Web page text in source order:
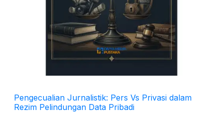
Pengecualian Jurnalistik: Pers Vs Privasi dalam
Rezim Pelindungan Data Pribadi